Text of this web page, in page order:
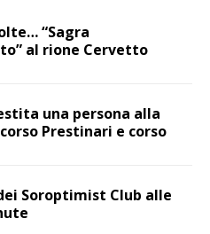
“Sagra
al rione Cervetto
una persona alla
Prestinari e corso
Soroptimist Club alle